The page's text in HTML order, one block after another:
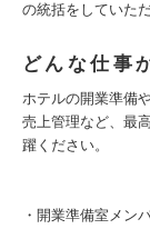
の統括をしていた
どんな仕事
ホテルの開業準備
売上管理など、最
躍ください。
・開業準備室メン